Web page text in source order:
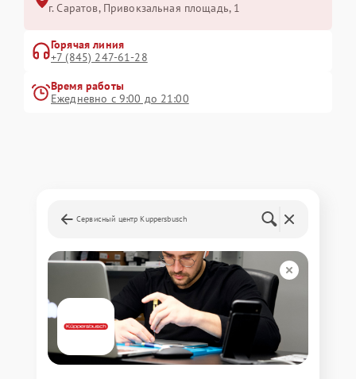
г. Саратов, Привокзальная площадь, 1
Горячая линия
+7 (845) 247-61-28
Время работы
Ежедневно с 9:00 до 21:00
Сервисный центр Kuppersbusch